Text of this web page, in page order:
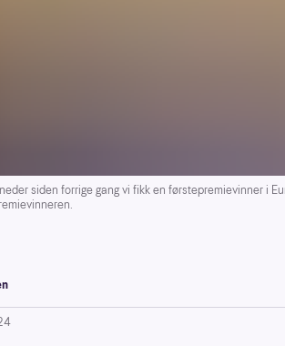
siden forrige gang vi fikk en førstepremievinner i